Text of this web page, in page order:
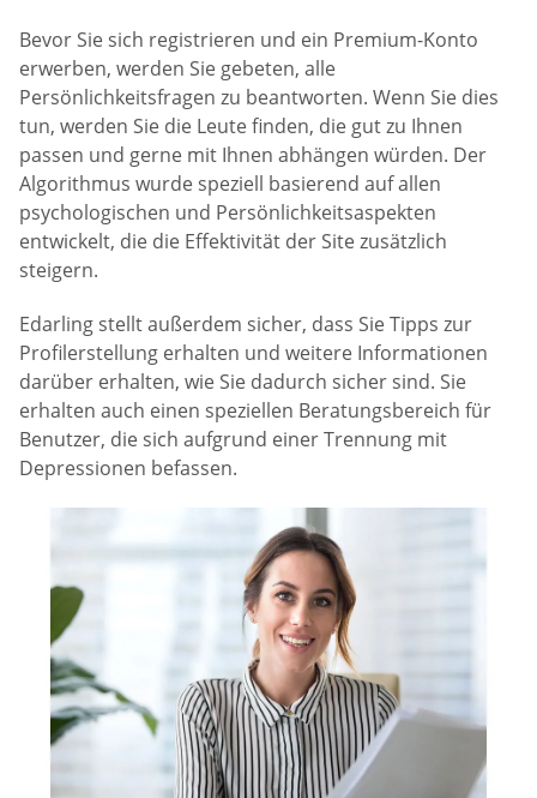
Bevor Sie sich registrieren und ein Premium-Konto
erwerben, werden Sie gebeten, alle
Persönlichkeitsfragen zu beantworten. Wenn Sie dies
tun, werden Sie die Leute finden, die gut zu Ihnen
passen und gerne mit Ihnen abhängen würden. Der
Algorithmus wurde speziell basierend auf allen
psychologischen und Persönlichkeitsaspekten
entwickelt, die die Effektivität der Site zusätzlich
steigern.
Edarling stellt außerdem sicher, dass Sie Tipps zur
Profilerstellung erhalten und weitere Informationen
darüber erhalten, wie Sie dadurch sicher sind. Sie
erhalten auch einen speziellen Beratungsbereich für
Benutzer, die sich aufgrund einer Trennung mit
Depressionen befassen.